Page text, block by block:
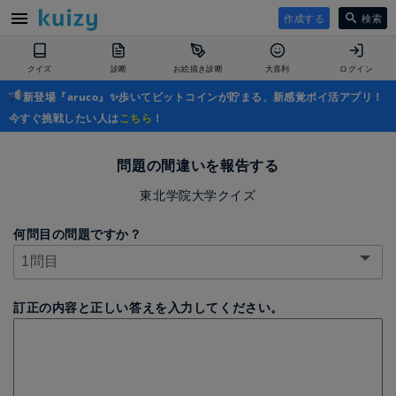
作成する 検索
クイズ 診断 お絵描き診断 大喜利 ログイン
新登場『aruco』✨歩いてビットコインが貯まる、新感覚ポイ活アプリ！
今すぐ挑戦したい人はこちら ！
問題の間違いを報告する
東北学院大学クイズ
何問目の問題ですか？
訂正の内容と正しい答えを入力してください。